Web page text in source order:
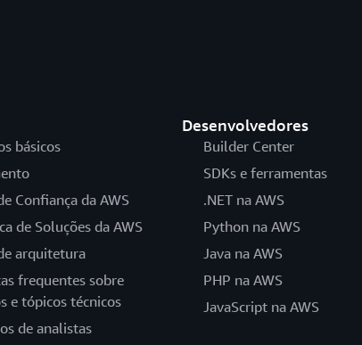
básicos
Confiança da AWS
de Soluções da AWS
arquitetura
frequentes sobre
e tópicos técnicos
de analistas
Desenvolvedores
Builder Center
SDKs e ferramentas
.NET na AWS
Python na AWS
Java na AWS
PHP na AWS
JavaScript na AWS